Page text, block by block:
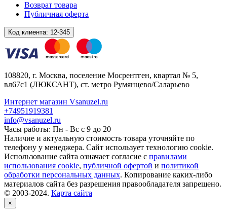
Возврат товара
Публичная оферта
Код клиента: 12-345
108820, г. Москва, поселение Мосрентген, квартал № 5,
вл67с1 (ЛЮКСАНТ), ст. метро Румянцево/Саларьево
Интернет магазин Vsanuzel.ru
+74951919381
info@vsanuzel.ru
Часы работы: Пн - Вс с 9 до 20
Наличие и актуальную стоимость товара уточняйте по
телефону у менеджера. Сайт использует технологию cookie.
Использование сайта означает согласие с правилами
использования cookie, публичной офертой и политикой
обработки персональных данных. Копирование каких-либо
материалов сайта без разрешения правообладателя запрещено.
© 2003-2024. Карта сайта
×